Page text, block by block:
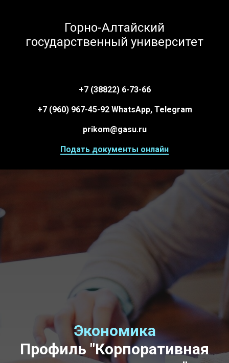
Горно-Алтайский
государственный университет
+7 (38822) 6-73-66
+7 (960) 967-45-92 WhatsApp, Telegram
prikom@gasu.ru
Подать документы онлайн
Экономика
Профиль "Корпоративная